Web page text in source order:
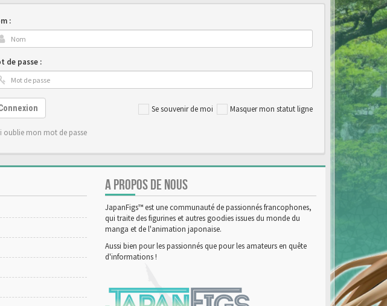
:
de passe :
Se souvenir de moi Masquer mon statut ligne
oublie mon mot de passe
A PROPOS DE NOUS
JapanFigs™ est une communauté de passionnés francophones,
qui traite des figurines et autres goodies issues du monde du
manga et de l'animation japonaise.
Aussi bien pour les passionnés que pour les amateurs en quête
d'informations !